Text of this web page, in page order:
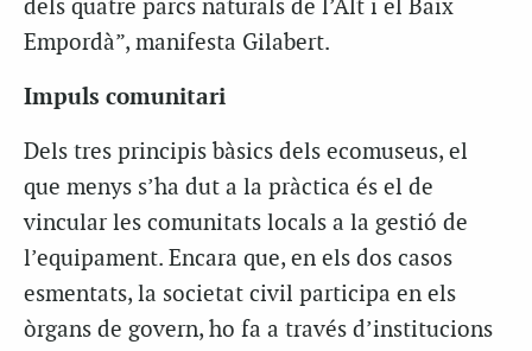
dels quatre parcs naturals de l’Alt i el Baix
Empordà”, manifesta Gilabert.
Impuls comunitari
Dels tres principis bàsics dels ecomuseus, el
que menys s’ha dut a la pràctica és el de
vincular les comunitats locals a la gestió de
l’equipament. Encara que, en els dos casos
esmentats, la societat civil participa en els
òrgans de govern, ho fa a través d’institucions